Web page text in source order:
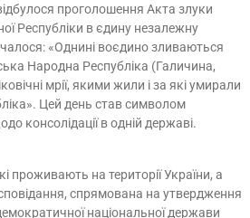
проголошення Акта злуки
Республіки в єдину незалежну
«Однині воєдино зливаються
Народна Республіка (Галичина,
мрії, якими жили і за які умирали
Цей день став символом
консолідації в одній державі.
проживають на території України, а
спрямована на утвердження
національної держави